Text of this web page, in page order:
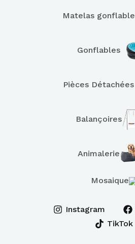
Matelas gonflable
Gonflables
Pièces Détachées
Balançoires
Animalerie
Mosaique
Instagram
TikTok